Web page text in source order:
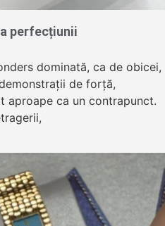
perfecțiunii
dominată, ca de obicei,
de forță,
aproape ca un contrapunct.